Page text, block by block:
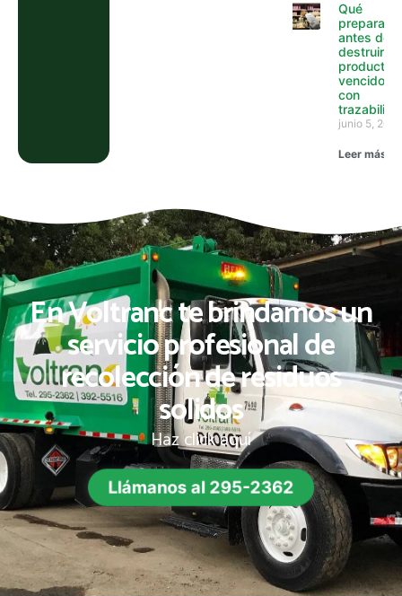
Qué
preparar
antes de
destruir
productos
vencidos
con
junio 5, 2026
Leer más »
En Voltranc te brindamos un
servicio profesional de
recolección de residuos
solidos
Haz click aquí
Llámanos al 295-2362